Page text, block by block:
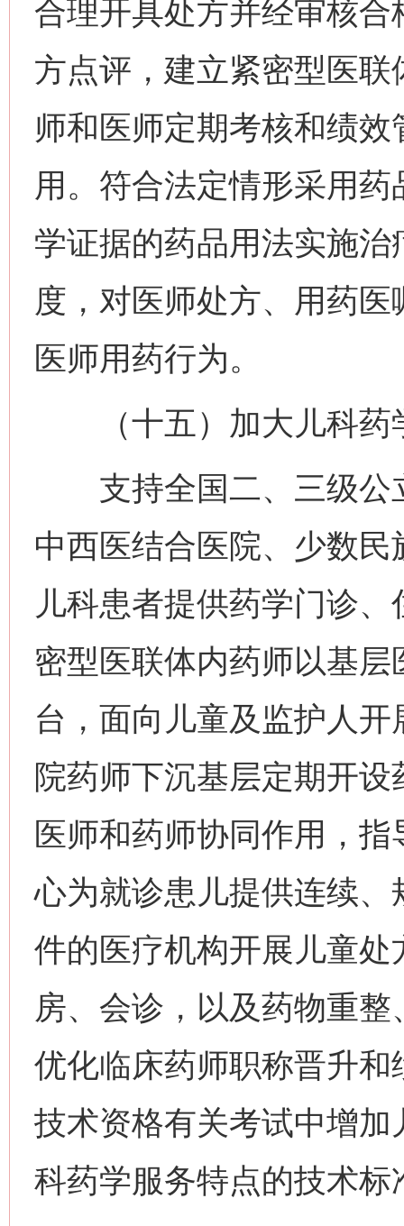
合理开具处方并经审核
方点评，建立紧密型医
师和医师定期考核和绩
用。符合法定情形采用
学证据的药品用法实施
度，对医师处方、用药
医师用药行为。
（十五）加大儿科药
支持全国二、三级公
中西医结合医院、少数
儿科患者提供药学门诊
密型医联体内药师以基
台，面向儿童及监护人
院药师下沉基层定期开
医师和药师协同作用，
心为就诊患儿提供连续
件的医疗机构开展儿童
房、会诊，以及药物重
优化临床药师职称晋升
技术资格有关考试中增
科药学服务特点的技术标